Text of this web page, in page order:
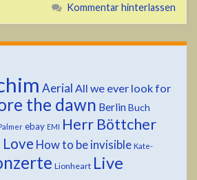
Kommentar hinterlassen
Aerial All we ever look for
the dawn Berlin Buch
ebay EMI Herr Böttcher
How to be invisible Kate-
Lionheart Live